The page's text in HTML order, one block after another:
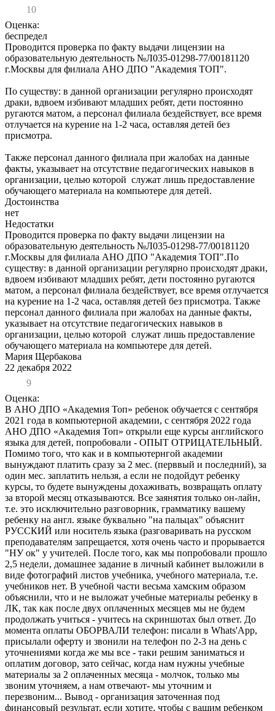
10
Оценка:
беспредел
Проводится проверка по факту выдачи лицензии на
образовательную деятельность №Л035-01298-77/00181120
г.Москвы для филиала АНО ДПО "Академия ТОП".
По существу: в данной организации регулярно происходят
драки, вдвоем избивают младших ребят, дети постоянно
ругаются матом, а персонал филиала бездействует, все время
отлучается на курение на 1-2 часа, оставляя детей без
присмотра.
Также персонал данного филиала при жалобах на данные
факты, указывает на отсутствие педагогических навыков в
организации, целью которой служат лишь предоставление
обучающего материала на компьютере для детей.
Достоинства
нет
Недостатки
Проводится проверка по факту выдачи лицензии на
образовательную деятельность №Л035-01298-77/00181120
г.Москвы для филиала АНО ДПО "Академия ТОП".По
существу: в данной организации регулярно происходят драки,
вдвоем избивают младших ребят, дети постоянно ругаются
матом, а персонал филиала бездействует, все время отлучается
на курение на 1-2 часа, оставляя детей без присмотра. Также
персонал данного филиала при жалобах на данные факты,
указывает на отсутствие педагогических навыков в
организации, целью которой служат лишь предоставление
обучающего материала на компьютере для детей.
Мария Щербакова
22 декабря 2022
9
Оценка:
В АНО ДПО «Академия Топ» ребенок обучается с сентября
2021 года в компьютерной академии, с сентября 2022 года
АНО ДПО «Академия Топ» открыли еще курсы английского
языка для детей, попробовали - ОПЫТ ОТРИЦАТЕЛЬНЫЙ.
Помимо того, что как и в компьютернгой академии
вынуждают платить сразу за 2 мес. (перввый и последний), за
один мес. заплатить нельзя, а если не подойдут ребенку
курсы, то будете вынуждены дохаживать, возвращать оплату
за второй месяц отказываются. Все заянятия только он-лайн,
т.е. это исключительно разговорник, грамматику вашему
ребенку на англ. языке буквально "на пальцах" объяснит
РУССКИЙ или носитель языка (разговаривать на русском
преподавателям запрещается, хотя очень часто и прорывается
"НУ ок" у учителей. После того, как мы попробовали прошло
2,5 недели, домашнее задание в личный кабинет выложили в
виде фотографий листов учебника, учебного материала, т.е.
учебников нет. В учебной части весьма хамским образом
объяснили, что и не выложат учебные материалы ребенку в
ЛК, так как после двух оплаченных месяцев мы не будем
продолжать учиться - учитесь на скриншотах был ответ. До
момента оплаты ОБОРВАЛИ телефон: писали в Whats'App,
присылали оферту и звонили на телефон по 2-3 на день с
уточнениями когда же мы все - таки решим заниматься и
оплатим договор, зато сейчас, когда нам нужны учебные
материалы за 2 оплаченных месяца - молчок, только мы
звоним уточняем, а нам отвечают- мы уточним и
перезвоним... Вывод - организация заточенная под
финансовый результат, если хотите, чтобы с вашим ребенком